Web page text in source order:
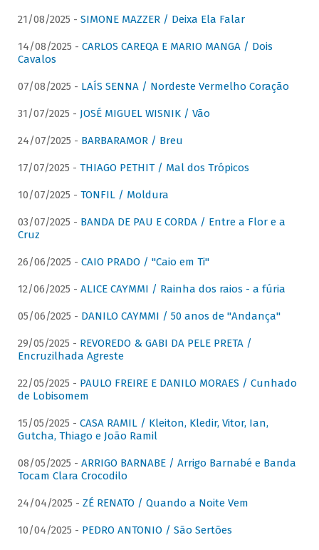
21/08/2025 - SIMONE MAZZER / Deixa Ela Falar
14/08/2025 - CARLOS CAREQA E MARIO MANGA / Dois
Cavalos
07/08/2025 - LAÍS SENNA / Nordeste Vermelho Coração
31/07/2025 - JOSÉ MIGUEL WISNIK / Vão
24/07/2025 - BARBARAMOR / Breu
17/07/2025 - THIAGO PETHIT / Mal dos Trópicos
10/07/2025 - TONFIL / Moldura
03/07/2025 - BANDA DE PAU E CORDA / Entre a Flor e a
Cruz
26/06/2025 - CAIO PRADO / "Caio em Ti"
12/06/2025 - ALICE CAYMMI / Rainha dos raios - a fúria
05/06/2025 - DANILO CAYMMI / 50 anos de "Andança"
29/05/2025 - REVOREDO & GABI DA PELE PRETA /
Encruzilhada Agreste
22/05/2025 - PAULO FREIRE E DANILO MORAES / Cunhado
de Lobisomem
15/05/2025 - CASA RAMIL / Kleiton, Kledir, Vitor, Ian,
Gutcha, Thiago e João Ramil
08/05/2025 - ARRIGO BARNABE / Arrigo Barnabé e Banda
Tocam Clara Crocodilo
24/04/2025 - ZÉ RENATO / Quando a Noite Vem
10/04/2025 - PEDRO ANTONIO / São Sertões